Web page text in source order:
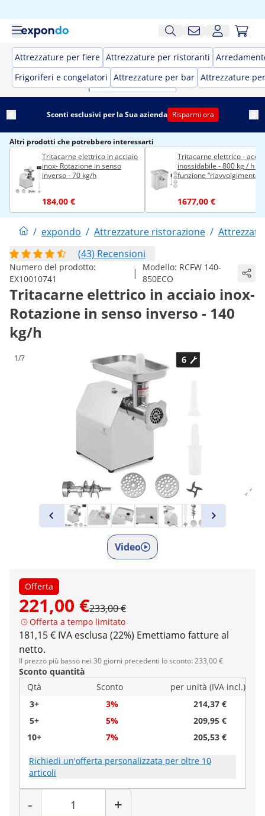
Attrezzature per fiere Attrezzature per ristoranti
Frigoriferi e congelatori Attrezzature per bar Attrezzature
Sconti esclusivi per la Sua azienda Risparmi ora
Altri prodotti che potrebbero interessarti
Tritacarne elettrico in acciaio
inox- Rotazione in senso
inverso - 70 kg/h
184,00 €
Tritacarne elettrico -
inossidabile - 800 kg / h -
funzione “riavvolgimento”
1677,00 €
/ expondo / Attrezzature ristorazione /
(43) Recensioni
Numero del prodotto:
EX10010741
| Modello: RCFW 140-
850ECO
Tritacarne elettrico in acciaio inox-
Rotazione in senso inverso - 140
kg/h
1/7
Video
Offerta
221,00 €233,00 €
Offerta a tempo limitato
181,15 € IVA esclusa (22%) Emettiamo fatture al
netto.
Il prezzo più basso nei 30 giorni precedenti lo sconto: 233,00 €
Sconto quantità
Qtà
Sconto
per unità (IVA incl.)
3+
3%
214,37 €
5+
5%
209,95 €
10+
7% 205,53 €
Richiedi un'offerta personalizzata per oltre 10
articoli
-
Quantità
+